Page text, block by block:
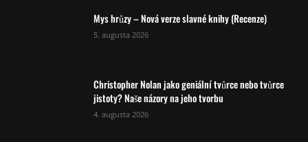
Mys hrůzy – Nová verze slavné knihy (Recenze)
5. augusta 2026
Christopher Nolan jako geniální tvůrce nebo tvůrce
jistoty? Naše názory na jeho tvorbu
4. augusta 2026